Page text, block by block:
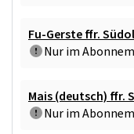
Fu-Gerste ffr.
Nur im
Mais (deutsch) ffr.
Nur im